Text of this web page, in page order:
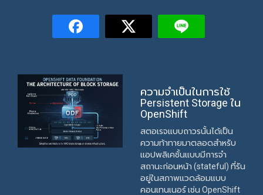
ความจำเป็นในการใช้
Persistent Storage ใน
OpenShift
สตอเรจแบบถาวรนั้นได้เป็น
ความท้าทายมาตลอดสำหรับ
แอปพลิเคชั้นแบบมีการจำ
สถานะก่อนหน้า (stateful) ที่รัน
อยู่ในสภาพแวดล้อมแบบ
คอนเทนเนอร์ เช่น OpenShift